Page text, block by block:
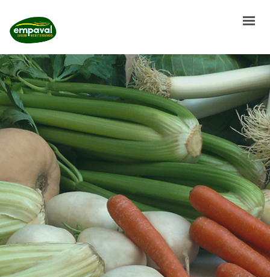
HOME
HISTORIA
NUESTROS ENVASADOS
RECETAS SALUDABLES
COLOR Y SALUD
CONTROL DE CALIDAD
TRABAJA CON NOSOTROS
CONTACTO